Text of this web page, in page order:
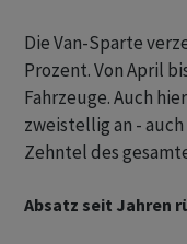
Die Van-Sparte
Prozent. Von April
Fahrzeuge. Auch
zweistellig an -
Zehntel des
Absatz seit Jahren